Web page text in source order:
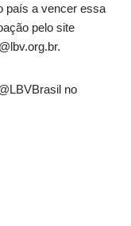
país a vencer essa
pelo site
.
no